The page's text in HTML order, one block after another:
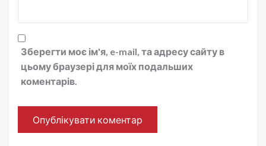
Зберегти моє ім'я, e-mail, та адресу сайту в
цьому браузері для моїх подальших
коментарів.